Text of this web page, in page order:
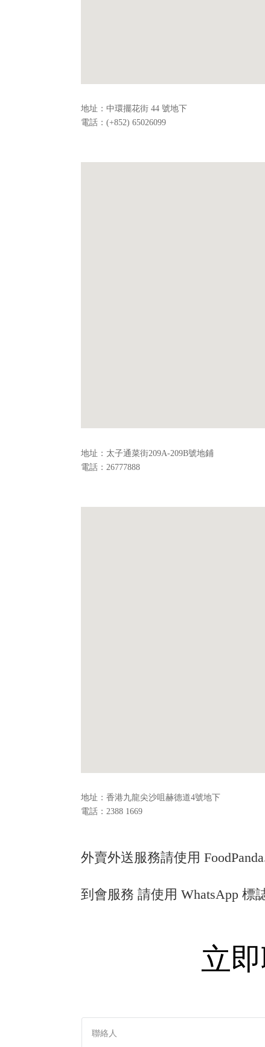
地址：中環擺花街 44 號地下
電話：(+852) 65026099
地址：太子通菜街209A-209B號地鋪
電話：26777888
地址：香港九龍尖沙咀赫德道4號地下
電話：2388 1669
外賣外送服務請使用
到會服務 請使用 WhatsApp 標
立